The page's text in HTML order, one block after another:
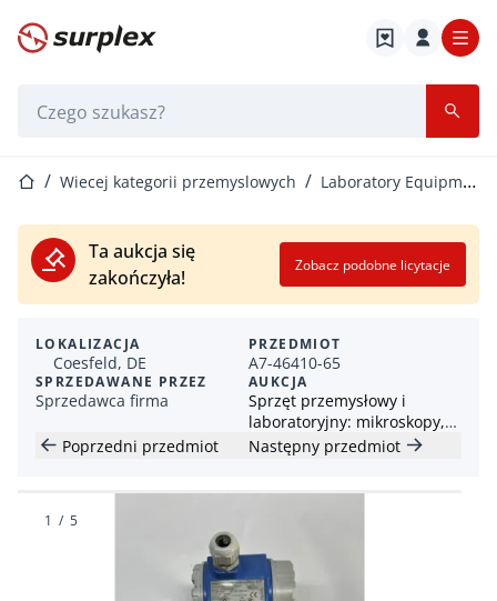
Strona główna
Strona główna
Wiecej kategorii przemyslowych Laboratory Equipment
Ta aukcja się
zakończyła!
Zobacz podobne licytacje
LOKALIZACJA
Coesfeld, DE
SPRZEDAWANE PRZEZ
Sprzedawca firma
PRZEDMIOT
A7-46410-65
AUKCJA
Sprzęt przemysłowy i
laboratoryjny: mikroskopy,
sprzęt szlifierski i akcesoria
Poprzedni przedmiot Następny przedmiot
1 / 5